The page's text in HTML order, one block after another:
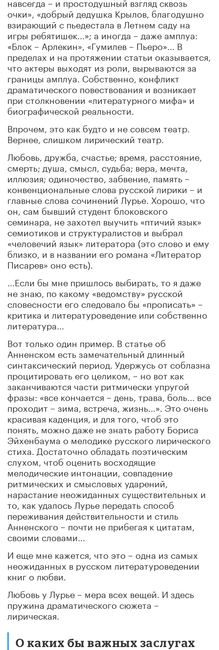
очки», «добрый дедушка Крылов, благодушно
взирающий с пьедестала в Летнем саду на
игры ребятишек...»; а иногда – даже амплуа:
«Блок – Арлекин», «Гумилев – Пьеро»... В
пределах и на протяжении статьи оказывается,
что актеры выходят из роли, вырываются за
границы амплуа. Собственно, конфликт
драматического повествования и возникает
при столкновении «литературного мифа» и
биографической реальности.
Впрочем, это как будто и не совсем театр.
Вернее, слишком лирический театр.
Любовь, дружба, счастье; время, расстояние,
смерть; душа, смысл, судьба; вера, мечта,
иллюзия; одиночество, забвение, память –
конвенциональные слова русской лирики – и
главные слова сочинений Лурье. Хорошо, что
он, сам бывший студент блоковского
семинара, не захотел выучить «птичий язык»
семиотиков и структуралистов и выбрал
«человечий язык» литератора (это слово и ему
близко, и в названии его романа «Литератор
Писарев» оно есть).
...Если бы мне пришлось выбирать, то я даже
не знаю, по какому «ведомству» русской
словесности его следовало бы «прописать» –
критика и литературоведение или собственно
литература...
Вот только один пример. В статье об
Анненском есть замечательный длинный
синтаксический период. Удержусь от соблазна
процитировать его целиком, – но вот как
заканчиваются части ритмически упругой
фразы: «все кончается – день, трава, боль... все
проходит – зима, встреча, жизнь...». Это очень
красивая каденция, и для того, чтоб это
понять, можно даже не знать работу Бориса
Эйхенбаума о мелодике русского лирического
стиха. Достаточно обладать поэтическим
слухом, чтоб оценить восходящие
мелодические интонации, совпадение
ритмических и смысловых ударений,
нарастание неожиданных существительных и
то, как удалось Лурье передать способ
переживания действительности и стиль
Анненского – почти не прибегая к цитатам,
своими словами...
И еще мне кажется, что это – одна из самых
неожиданных в русском литературоведении
книг о любви.
Любовь у Лурье – мера всех вещей. И здесь
пружина драматического сюжета –
лирическая.
О каких бы важных заслугах